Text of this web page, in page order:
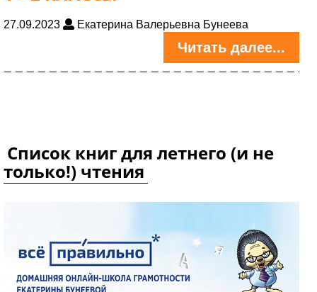
27.09.2023 Екатерина Валерьевна Бунеева
Читать далее...
Список книг для летнего (и не
только!) чтения